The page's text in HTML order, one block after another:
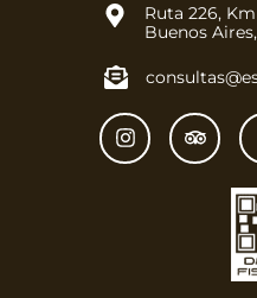
Ruta 226, Km
Buenos